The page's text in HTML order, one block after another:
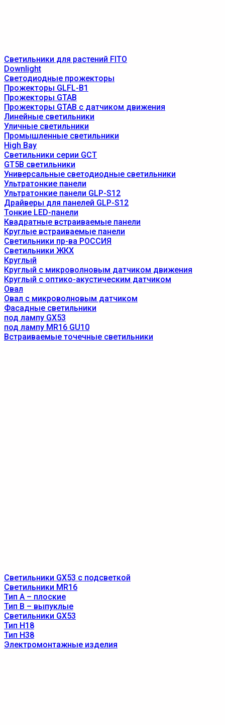
Светильники для растений FITO
Downlight
Светодиодные прожекторы
Прожекторы GLFL-B1
Прожекторы GTAB
Прожекторы GTAB с датчиком движения
Линейные светильники
Уличные светильники
Промышленные светильники
High Bay
Светильники серии GCT
GT5B светильники
Универсальные светодиодные светильники
Ультратонкие панели
Ультратонкие панели GLP-S12
Драйверы для панелей GLP-S12
Тонкие LED-панели
Квадратные встраиваемые панели
Круглые встраиваемые панели
Светильники пр-ва РОССИЯ
Светильники ЖКХ
Круглый
Круглый с микроволновым датчиком движения
Круглый с оптико-акустическим датчиком
Овал
Овал с микроволновым датчиком
Фасадные светильники
под лампу GX53
под лампу MR16 GU10
Встраиваемые точечные светильники
Светильники GX53 с подсветкой
Светильники MR16
Тип A – плоские
Тип B – выпуклые
Светильники GX53
Тип Н18
Тип Н38
Электромонтажные изделия